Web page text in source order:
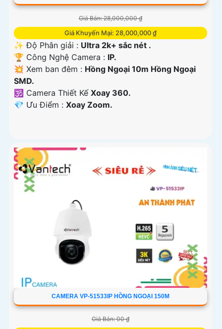
Giá Bán: 28,000,000 ₫
Giá Khuyến Mại: 28,000,000 ₫
✨ Độ Phân giải : Ultra 2k+ sắc nét .
🏆 Công Nghệ Camera : IP.
💥 Xem ban đêm : Hồng Ngoại 10m Hồng Ngoại
SMD.
🕉️ Camera Thiết Kế Xoay 360.
️💎 Ưu Điểm : Xoay Zoom.
CAMERA VP-51533IP HỒNG NGOẠI 150M
Giá Bán: 00 ₫